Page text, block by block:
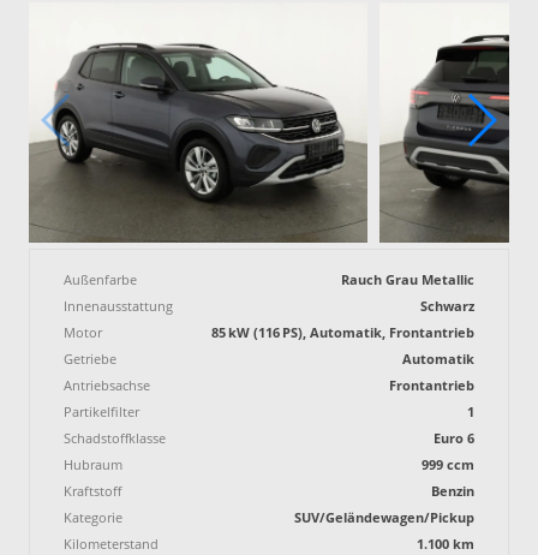
Außenfarbe
Rauch Grau Metallic
Innenausstattung
Schwarz
Motor
85 kW (116 PS), Automatik, Frontantrieb
Getriebe
Automatik
Antriebsachse
Frontantrieb
Partikelfilter
1
Schadstoffklasse
Euro 6
Hubraum
999 ccm
Kraftstoff
Benzin
Kategorie
SUV/Geländewagen/Pickup
Kilometerstand
1.100 km